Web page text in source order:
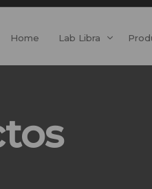
Home Lab Libra